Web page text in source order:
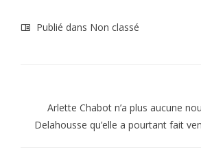
Publié dans Non classé
Arlette Chabot n’a plus aucune
Delahousse qu’elle a pourtant fait